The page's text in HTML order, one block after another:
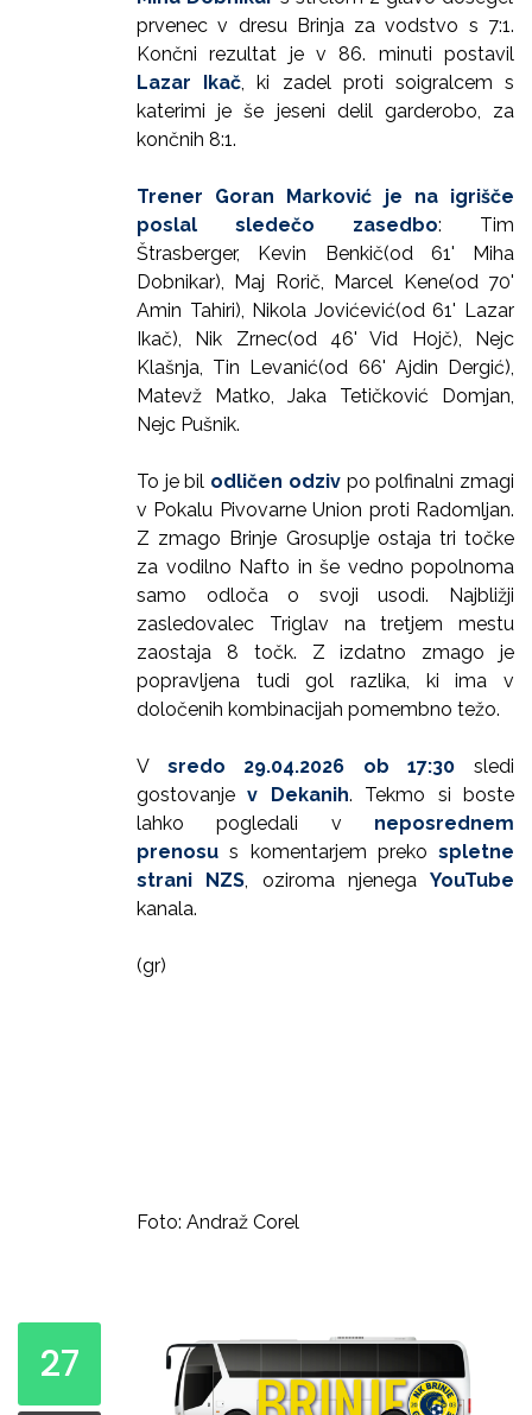
prvenec v dresu Brinja za vodstvo s 7:1.
Končni rezultat je v 86. minuti postavil
Lazar Ikač , ki zadel proti soigralcem s
katerimi je še jeseni delil garderobo, za
končnih 8:1.
Trener Goran Marković je na igrišče
poslal sledečo zasedbo: Tim
Štrasberger, Kevin Benkič(od 61' Miha
Dobnikar), Maj Rorič, Marcel Kene(od 70'
Amin Tahiri), Nikola Jovićević(od 61' Lazar
Ikač), Nik Zrnec(od 46' Vid Hojč), Nejc
Klašnja, Tin Levanić(od 66' Ajdin Dergić),
Matevž Matko, Jaka Tetičković Domjan,
Nejc Pušnik.
To je bil odličen odzivpo polfinalni zmagi
v Pokalu Pivovarne Union proti Radomljan.
Z zmago Brinje Grosuplje ostaja tri točke
za vodilno Nafto in še vedno popolnoma
samo odloča o svoji usodi. Najbližji
zasledovalec Triglav na tretjem mestu
zaostaja 8 točk. Z izdatno zmago je
popravljena tudi gol razlika, ki ima v
določenih kombinacijah pomembno težo.
V sredo 29.04.2026 ob 17:30 sledi
gostovanjev Dekanih. Tekmo si boste
lahko pogledali v neposrednem
prenosu s komentarjem preko spletne
strani NZS , oziroma njenega YouTube
kanala.
(gr)
Foto: Andraž Corel
27